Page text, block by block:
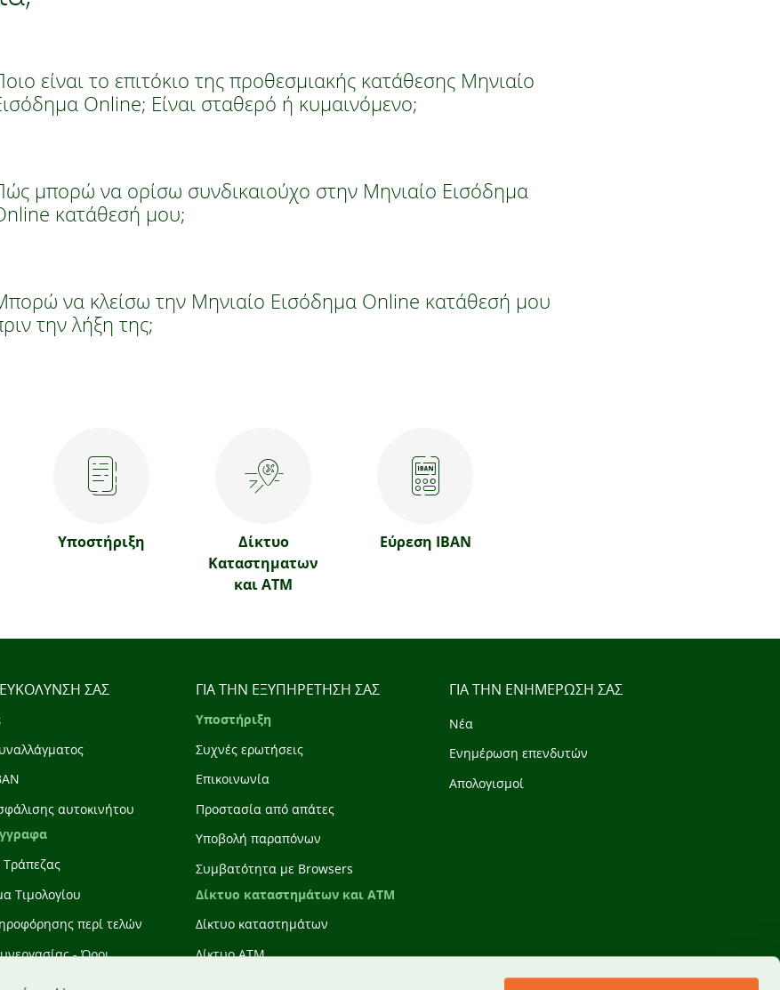
είναι το επιτόκιο της προθεσμιακής κατάθεσης Μηνιαίο
Online; Είναι σταθερό ή κυμαινόμενο;
μπορώ να ορίσω συνδικαιούχο στην Μηνιαίο Εισόδημα
κατάθεσή μου;
να κλείσω την Μηνιαίο Εισόδημα Online κατάθεσή μου
την λήξη της;
Υποστήριξη
Δίκτυο
Καταστηματων
και ATM
Εύρεση IBAN
ΣΑΣ
αυτοκινήτου
Τράπεζας
Τιμολογίου
περί τελών
- Όροι
ΓΙΑ ΤΗΝ ΕΞΥΠΗΡΕΤΗΣΗ ΣΑΣ
Υποστήριξη
Συχνές ερωτήσεις
Επικοινωνία
Προστασία από απάτες
Υποβολή παραπόνων
Συμβατότητα με Browsers
Δίκτυο καταστημάτων και ATM
Δίκτυο καταστημάτων
Δίκτυο ATM
ΓΙΑ ΤΗΝ ΕΝΗΜΕΡΩΣΗ ΣΑΣ
Νέα
Ενημέρωση επενδυτών
Απολογισμοί